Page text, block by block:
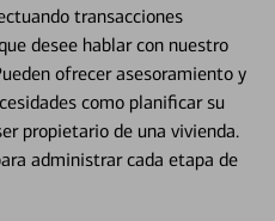
transacciones
desee hablar con nuestro
ofrecer asesoramiento y
como planificar su
propietario de una vivienda.
administrar cada etapa de